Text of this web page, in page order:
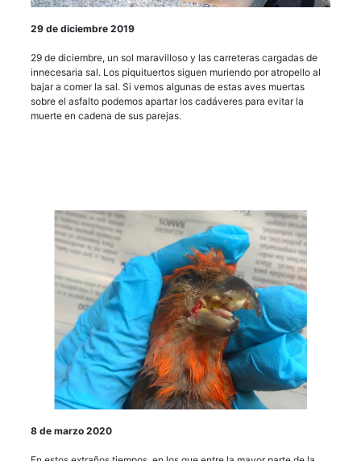
29 de diciembre 2019
29 de diciembre, un sol maravilloso y las carreteras cargadas de
innecesaria sal. Los piquituertos siguen muriendo por atropello al
bajar a comer la sal. Si vemos algunas de estas aves muertas
sobre el asfalto podemos apartar los cadáveres para evitar la
muerte en cadena de sus parejas.
8 de marzo 2020